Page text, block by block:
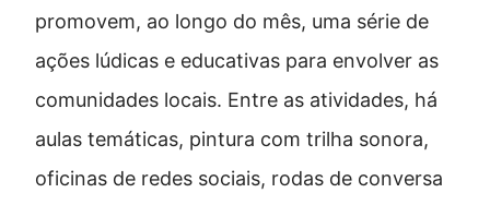
promovem, ao longo do mês, uma série de
ações lúdicas e educativas para envolver as
comunidades locais. Entre as atividades, há
aulas temáticas, pintura com trilha sonora,
oficinas de redes sociais, rodas de conversa